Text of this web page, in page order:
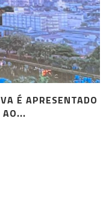
É APRESENTADO
AO...